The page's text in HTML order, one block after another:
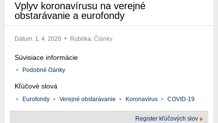
Vplyv koronavírusu na verejné
obstarávanie a eurofondy
Dátum: 1. 4. 2020 Rubrika: Články
Súvisiace informácie
Podobné články
Kľúčové slová
Eurofondy Verejné obstarávanie Koronavírus COVID-19
Register kľúčových slov